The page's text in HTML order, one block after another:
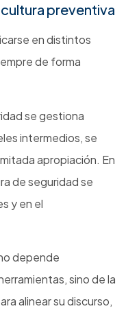
cultura preventiva
en distintos
de forma
se gestiona
intermedios, se
apropiación. En
de seguridad se
y en el
depende
sino de la
alinear su discurso,